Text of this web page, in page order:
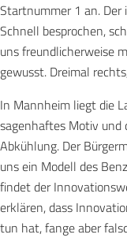
Startnummer 1 an. Der
Schnell besprochen,
uns freundlicherweise
gewusst. Dreimal
In Mannheim liegt die
sagenhaftes Motiv und
Abkühlung. Der
uns ein Modell des
findet der
erklären, dass
tun hat, fange aber